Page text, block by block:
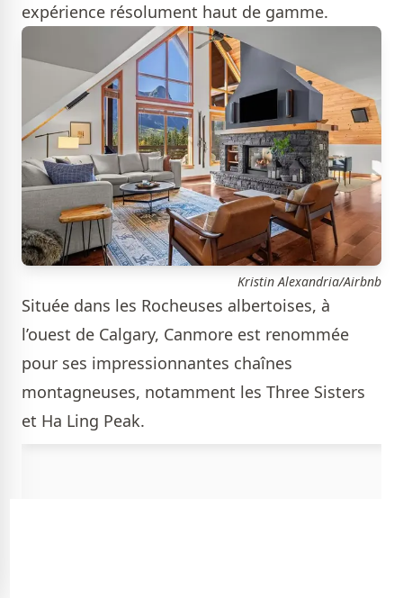
expérience résolument haut de gamme.
Kristin Alexandria/Airbnb
Située dans les Rocheuses albertoises, à
l’ouest de Calgary, Canmore est renommée
pour ses impressionnantes chaînes
montagneuses, notamment les Three Sisters
et Ha Ling Peak.